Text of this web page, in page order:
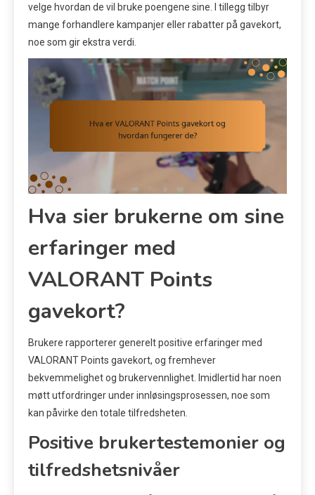
velge hvordan de vil bruke poengene sine. I tillegg tilbyr
mange forhandlere kampanjer eller rabatter på gavekort,
noe som gir ekstra verdi.
Hva sier brukerne om sine
erfaringer med
VALORANT Points
gavekort?
Brukere rapporterer generelt positive erfaringer med
VALORANT Points gavekort, og fremhever
bekvemmelighet og brukervennlighet. Imidlertid har noen
møtt utfordringer under innløsingsprosessen, noe som
kan påvirke den totale tilfredsheten.
Positive brukertestemonier og
tilfredshetsnivåer